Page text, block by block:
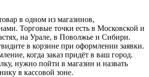
в одном из магазинов,
Торговые точки есть в Московской и
на Урале, в Поволжье и Сибири.
в корзине при оформлении заявки.
когда заказ придёт в ваш город.
нужно пойти в магазин и назвать
в кассовой зоне.